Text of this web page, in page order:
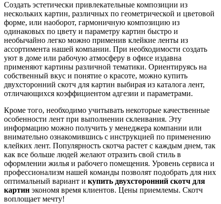
Создать эстетически привлекательные композиции из
нескольких картин, различных по геометрической и цветовой
форме, или наоборот, гармоничную композицию из
одинаковых по цвету и параметру картин быстро и
необычайно легко можно применив клейкие ленты из
ассортимента нашей компании. При необходимости создать
уют в доме или рабочую атмосферу в офисе издавна
применяют картины различной тематики. Ориентируясь на
собственный вкус и понятие о красоте, можно купить
двухсторонний скотч для картин выбирая из каталога лент,
отличающихся коэффициентом адгезии и параметрами.
Кроме того, необходимо учитывать некоторые качественные
особенности лент при выполнении склеивания. Эту
информацию можно получить у менеджера компании или
внимательно ознакомившись с инструкцией по применению
клейких лент. Популярность скотча растет с каждым днем, так
как все больше людей желают отразить свой стиль в
оформлении жилья и рабочего помещения. Уровень сервиса и
профессионализм нашей команды позволят подобрать для них
оптимальный вариант и купить двухсторонний скотч для
картин экономя время клиентов. Цены приемлемы. Скотч
воплощает мечту!